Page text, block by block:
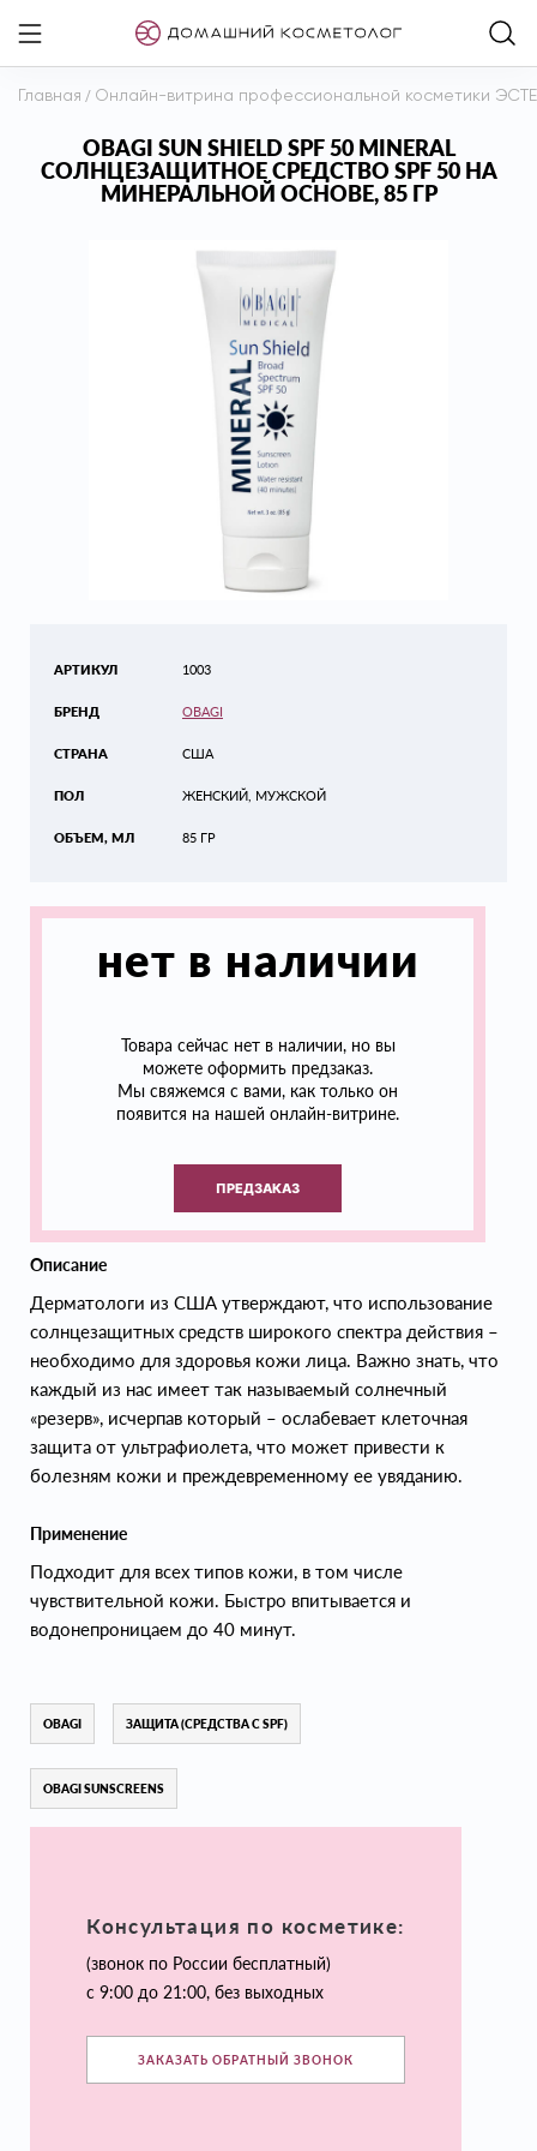
Главная / Онлайн-витрина профессиональной косметики
OBAGI SUN SHIELD SPF 50 MINERAL
СОЛНЦЕЗАЩИТНОЕ СРЕДСТВО SPF 50 НА
МИНЕРАЛЬНОЙ ОСНОВЕ, 85 ГР
АРТИКУЛ
БРЕНД
СТРАНА
ПОЛ
ОБЪЕМ, МЛ
1003
OBAGI
США
ЖЕНСКИЙ, МУЖСКОЙ
85 ГР
нет в наличии
Товара сейчас нет в наличии, но вы
можете оформить предзаказ.
Мы свяжемся с вами, как только он
появится на нашей онлайн-витрине.
ПРЕДЗАКАЗ
Описание
Дерматологи из США утверждают, что использование
солнцезащитных средств широкого спектра действия –
необходимо для здоровья кожи лица. Важно знать, что
каждый из нас имеет так называемый солнечный
«резерв», исчерпав который – ослабевает клеточная
защита от ультрафиолета, что может привести к
болезням кожи и преждевременному ее увяданию.
Применение
Подходит для всех типов кожи, в том числе
чувствительной кожи. Быстро впитывается и
водонепроницаем до 40 минут.
OBAGI ЗАЩИТА (СРЕДСТВА С SPF)
OBAGI SUNSCREENS
Консультация по косметике:
(звонок по России бесплатный)
с 9:00 до 21:00, без выходных
ЗАКАЗАТЬ ОБРАТНЫЙ ЗВОНОК